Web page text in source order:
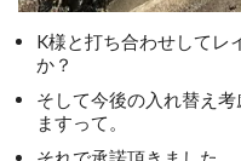
K様と打ち合わせしてレ
か？
そして今後の入れ替え考
ますって。